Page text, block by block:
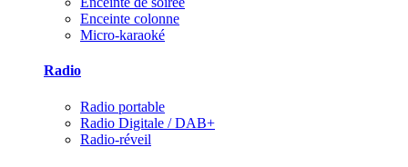
Enceinte colonne
Micro-karaoké
Radio
Radio portable
Radio Digitale / DAB+
Radio-réveil